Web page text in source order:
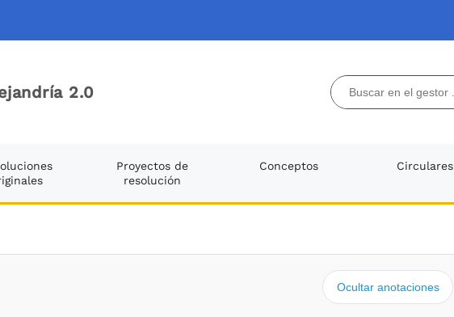
2.0
Proyectos de
resolución
Conceptos Circulares
Ocultar anotaciones